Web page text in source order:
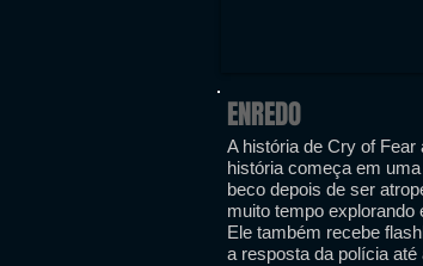
ENREDO
A história de Cry of Fear
história começa em
beco depois de ser
muito tempo explorando
Ele também recebe
a resposta da polícia